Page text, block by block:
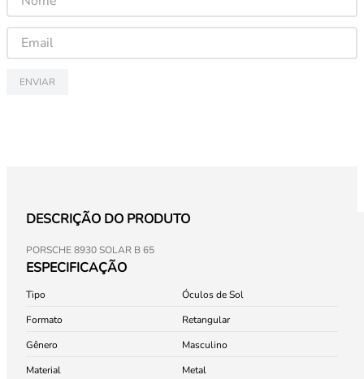
ENVIAR
DESCRIÇÃO DO PRODUTO
PORSCHE 8930 SOLAR B 65
ESPECIFICAÇÃO
Tipo
Óculos de Sol
Formato
Retangular
Gênero
Masculino
Material
Metal